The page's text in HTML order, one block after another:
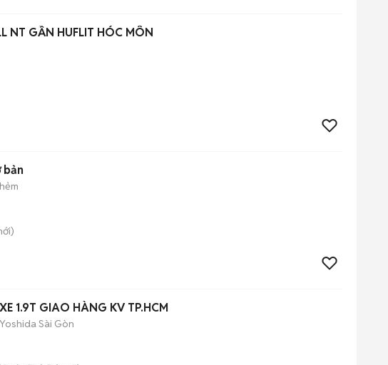
NT GẦN HUFLIT HÓC MÔN
bản
1.9T GIAO HÀNG KV TP.HCM
Sài Gòn